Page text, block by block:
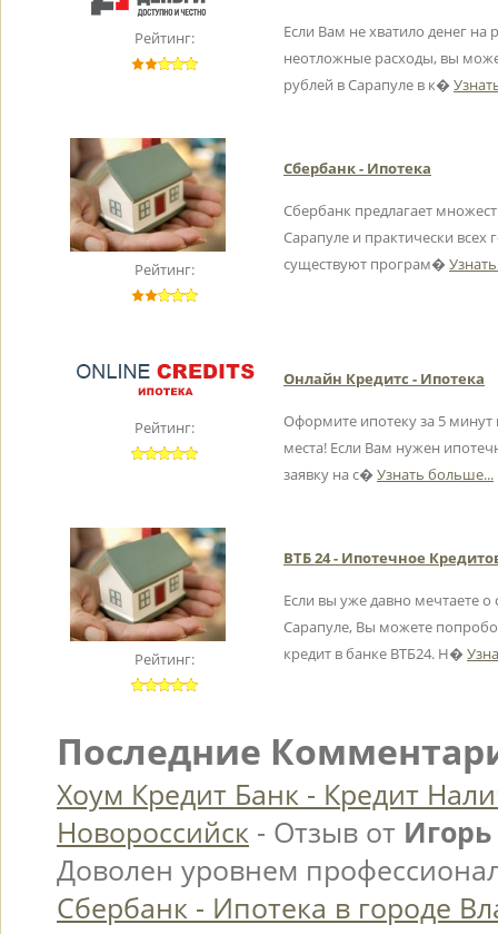
Рейтинг:
Если Вам не хватило денег на
неотложные расходы, вы
рублей в Сарапуле в к�
Рейтинг:
Сбербанк - Ипотека
Сбербанк предлагает
Сарапуле и практически всех
существуют програм�
Рейтинг:
Онлайн Кредитс - Ипотека
Оформите ипотеку за 5
места! Если Вам нужен
заявку на с� Узнать больше...
Рейтинг:
ВТБ 24 - Ипотечное
Если вы уже давно мечтаете о
Сарапуле, Вы можете
кредит в банке ВТБ24. Н�
Последние
Хоум Кредит Банк - Кредит
Новороссийск - Отзыв от Игорь
Доволен уровнем
Сбербанк - Ипотека в городе